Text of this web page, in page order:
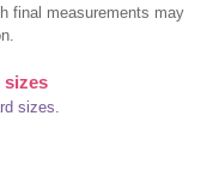
final measurements may
sizes
sizes.